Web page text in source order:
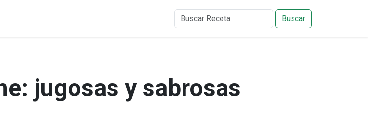
Buscar
jugosas y sabrosas